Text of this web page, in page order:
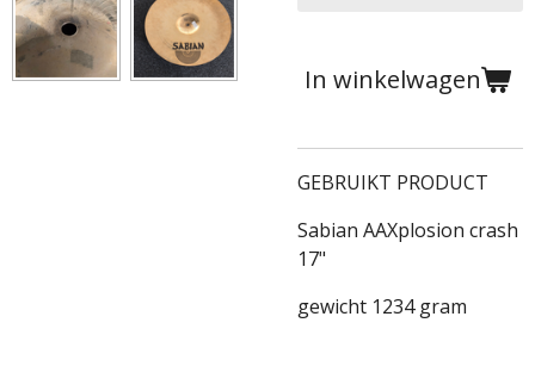
In winkelwagen
GEBRUIKT PRODUCT
Sabian AAXplosion crash
17"
gewicht 1234 gram